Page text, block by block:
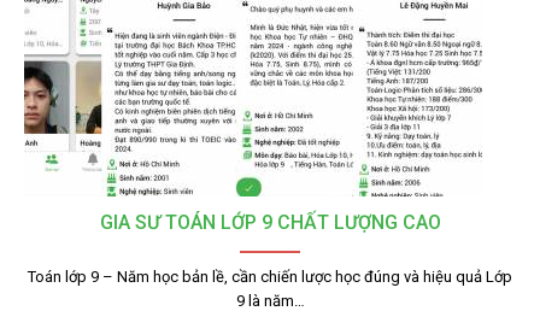
GIA SƯ TOÁN LỚP 9 CHẤT LƯỢNG CAO
Toán lớp 9 – Năm học bản lề, cần chiến lược học đúng và hiệu quả Lớp
9 là năm…